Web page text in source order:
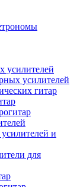
усилителей
усилителей
гитар
и
для